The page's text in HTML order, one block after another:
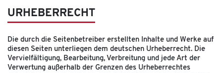
URHEBERRECHT
Die durch die Seitenbetreiber erstellten Inhalte und Werke auf
diesen Seiten unterliegen dem deutschen Urheberrecht. Die
Vervielfältigung, Bearbeitung, Verbreitung und jede Art der
Verwertung außerhalb der Grenzen des Urheberrechtes